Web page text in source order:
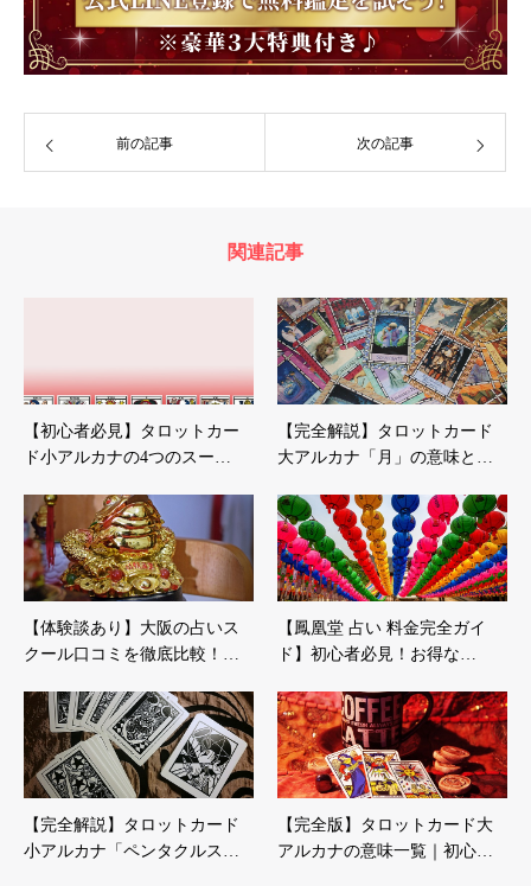
前の記事 次の記事
関連記事
【初心者必見】タロットカー
ド小アルカナの4つのスー…
【完全解説】タロットカード
大アルカナ「月」の意味と…
【体験談あり】大阪の占いス
クール口コミを徹底比較！…
【鳳凰堂 占い 料金完全ガイ
ド】初心者必見！お得な…
【完全解説】タロットカード
小アルカナ「ペンタクルス…
【完全版】タロットカード大
アルカナの意味一覧｜初心…